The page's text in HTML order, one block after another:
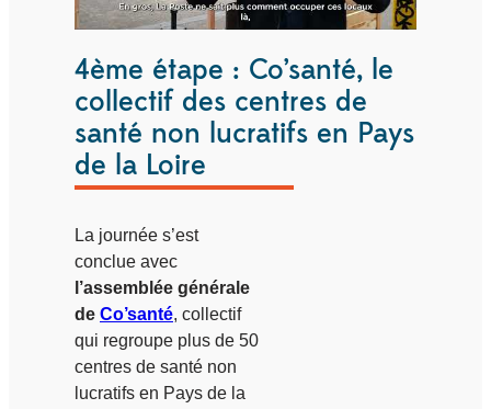
4ème étape : Co’santé, le
collectif des centres de
santé non lucratifs en Pays
de la Loire
La journée s’est
conclue avec
l’assemblée générale
de Co’santé, collectif
qui regroupe plus de 50
centres de santé non
lucratifs en Pays de la